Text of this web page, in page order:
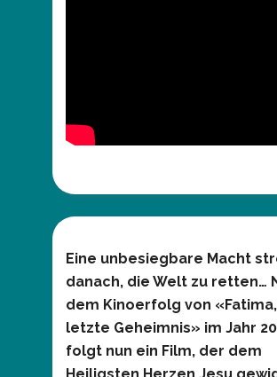
Eine unbesiegbare Macht
danach, die Welt zu retten…
dem Kinoerfolg von
letzte Geheimnis» im Jahr
folgt nun ein Film, der dem